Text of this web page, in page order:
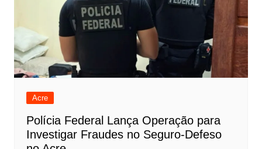
Acre
Polícia Federal Lança Operação para
Investigar Fraudes no Seguro-Defeso